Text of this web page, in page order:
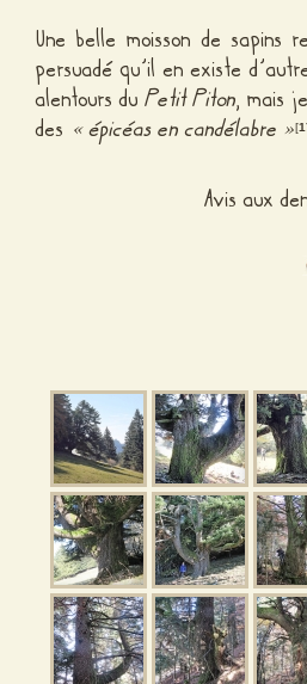
Une belle moisson de sapins
persuadé qu’il en existe
alentours duPetit Piton, mais
des « épicéas en candélabre »[
Avis aux